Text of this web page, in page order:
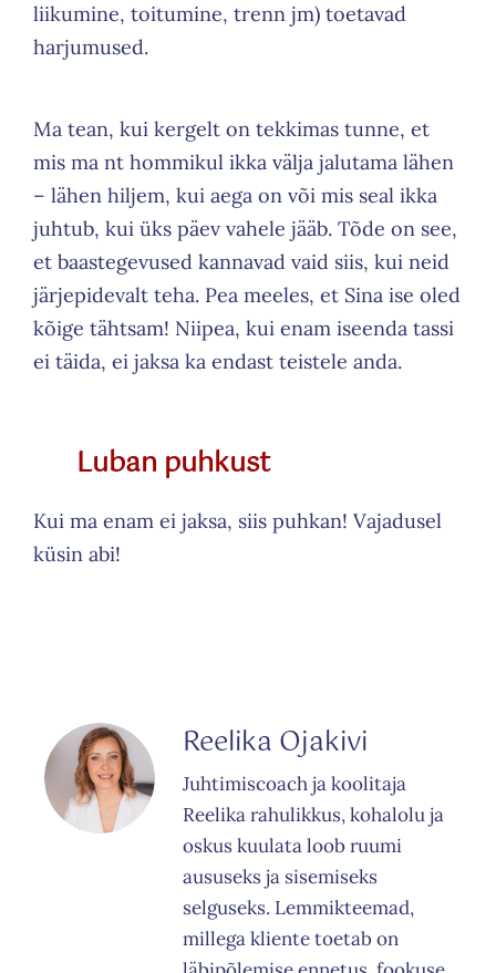
liikumine, toitumine, trenn jm) toetavad
harjumused.
Ma tean, kui kergelt on tekkimas tunne, et
mis ma nt hommikul ikka välja jalutama lähen
– lähen hiljem, kui aega on või mis seal ikka
juhtub, kui üks päev vahele jääb. Tõde on see,
et baastegevused kannavad vaid siis, kui neid
järjepidevalt teha. Pea meeles, et Sina ise oled
kõige tähtsam! Niipea, kui enam iseenda tassi
ei täida, ei jaksa ka endast teistele anda.
Luban puhkust
Kui ma enam ei jaksa, siis puhkan! Vajadusel
küsin abi!
Reelika Ojakivi
Juhtimiscoach ja koolitaja
Reelika rahulikkus, kohalolu ja
oskus kuulata loob ruumi
aususeks ja sisemiseks
selguseks. Lemmikteemad,
millega kliente toetab on